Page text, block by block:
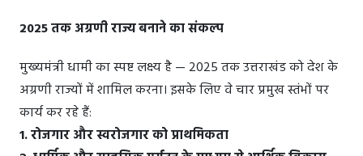
2025 तक अग्रणी राज्य बनाने का संकल्प
मुख्यमंत्री धामी का स्पष्ट लक्ष्य है — 2025 तक उत्तराखंड को देश के
अग्रणी राज्यों में शामिल करना। इसके लिए वे चार प्रमुख स्तंभों पर
कार्य कर रहे हैं:
1. रोजगार और स्वरोजगार को प्राथमिकता